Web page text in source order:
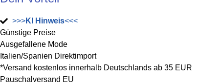
>>>KI Hinweis<<<
Günstige Preise
Ausgefallene Mode
Italien/Spanien Direktimport
*Versand kostenlos innerhalb Deutschlands ab 35 EUR
Pauschalversand EU